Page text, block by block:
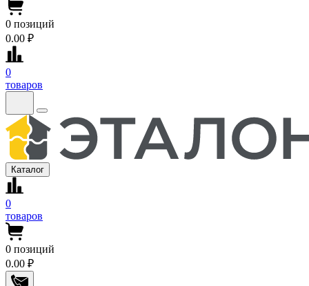
0 позиций
0.00 ₽
0
товаров
Каталог
0
товаров
0 позиций
0.00 ₽